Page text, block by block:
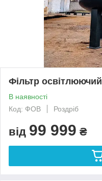
Фільтр
В наявності
Код: ФОВ
Роздріб
від 99 999 ₴